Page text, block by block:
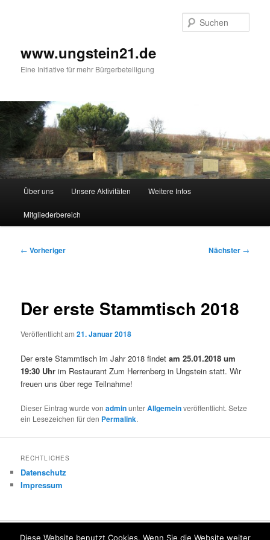
www.ungstein21.de
Eine Initiative für mehr Bürgerbeteiligung
HauptmenüÜber uns Unsere Aktivitäten Weitere Infos
Mitgliederbereich
Beitragsnavigation
← Vorheriger Nächster →
Der erste Stammtisch 2018
Veröffentlicht am21. Januar 2018
Der erste Stammtisch im Jahr 2018 findetam 25.01.2018 um
19:30 Uhr im Restaurant Zum Herrenberg in Ungstein statt. Wir
freuen uns über rege Teilnahme!
Dieser Eintrag wurde vonadminunterAllgemeinveröffentlicht. Setze
ein Lesezeichen für den Permalink.
RECHTLICHES
Datenschutz
Impressum
Diese Website benutzt Cookies. Wenn Sie die Website weiter